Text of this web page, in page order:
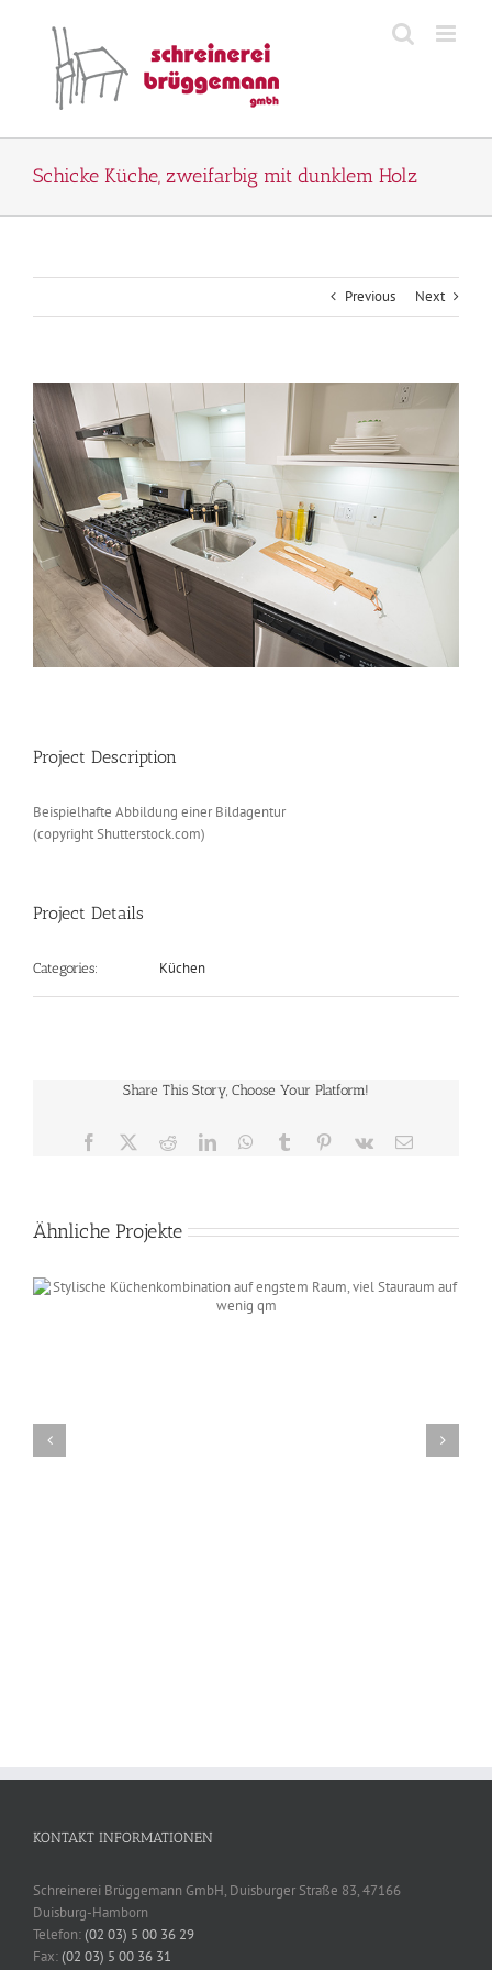
Schicke Küche, zweifarbig mit dunklem Holz
Previous Next
View
Larger
Image
Project Description
Beispielhafte Abbildung einer Bildagentur
(copyright Shutterstock.com)
Project Details
Categories: Küchen
Share This Story, Choose Your Platform!
Facebook RedditLinkedInWhatsApp
Tumblr Pinterest
Vk
E-
Ähnliche Projekte
Küchenkombination mit kontrastrierter Arbeitsplatte,
KONTAKT INFORMATIONEN
Schreinerei Brüggemann GmbH, Duisburger Straße 83, 47166
Duisburg-Hamborn
Telefon:(02 03) 5 00 36 29
Fax:(02 03) 5 00 36 31